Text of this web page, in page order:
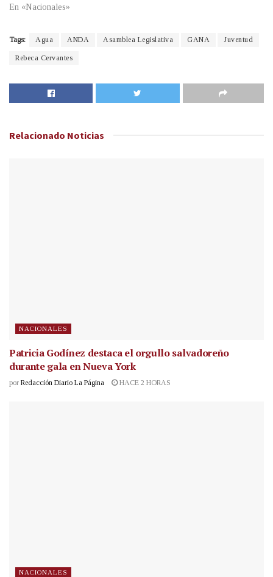
En «Nacionales»
Tags: Agua ANDA Asamblea Legislativa GANA Juventud
Rebeca Cervantes
Relacionado Noticias
NACIONALES
Patricia Godínez destaca el orgullo salvadoreño
durante gala en Nueva York
por Redacción Diario La Página HACE 2 HORAS
NACIONALES